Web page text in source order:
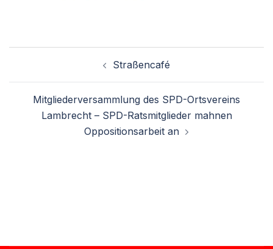
Straßencafé
Mitgliederversammlung des SPD-Ortsvereins
Lambrecht – SPD-Ratsmitglieder mahnen
Oppositionsarbeit an